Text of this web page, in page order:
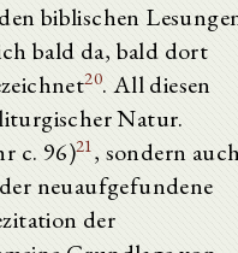
biblischen
bald da, bald dort
20. All diesen
Natur.
c. 96)21 , sondern
neuaufgefundene
der